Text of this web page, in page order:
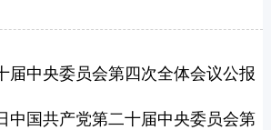
届中央委员会第四次全体会议公报
中国共产党第二十届中央委员会第